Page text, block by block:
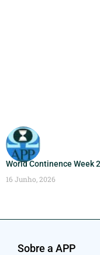
World Continence Week
16 Junho, 2026
Sobre a APP